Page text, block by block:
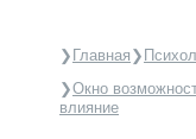
Главная
Окно
влияние